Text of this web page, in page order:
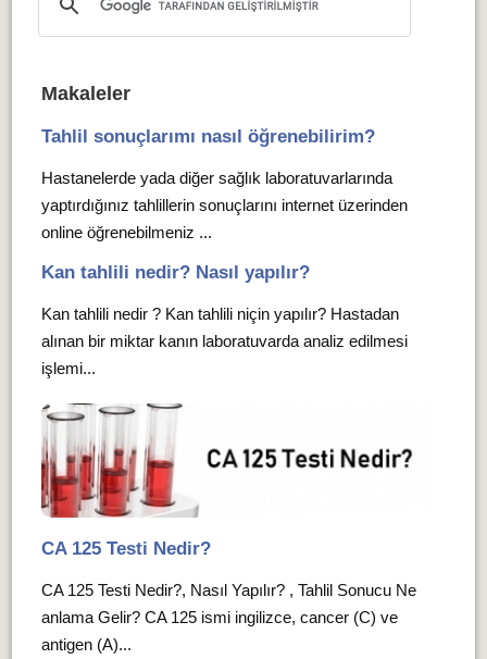
Makaleler
Tahlil sonuçlarımı nasıl öğrenebilirim?
Hastanelerde yada diğer sağlık laboratuvarlarında
yaptırdığınız tahlillerin sonuçlarını internet üzerinden
online öğrenebilmeniz ...
Kan tahlili nedir? Nasıl yapılır?
Kan tahlili nedir ? Kan tahlili niçin yapılır? Hastadan
alınan bir miktar kanın laboratuvarda analiz edilmesi
işlemi...
CA 125 Testi Nedir?
CA 125 Testi Nedir?, Nasıl Yapılır? , Tahlil Sonucu Ne
anlama Gelir? CA 125 ismi ingilizce, cancer (C) ve
antigen (A)...